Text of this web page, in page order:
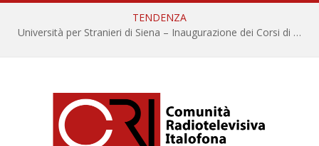
TENDENZA
Università per Stranieri di Siena – Inaugurazione dei Corsi di Lingua e Cultura Italiana, 109a annata